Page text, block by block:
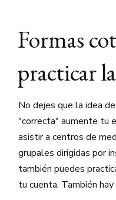
Formas
practicar
No dejes que la idea
"correcta" aumente tu
asistir a centros de
grupales dirigidas por
también puedes
tu cuenta. También